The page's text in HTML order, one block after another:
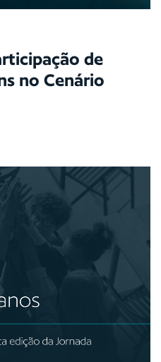
de
no Cenário